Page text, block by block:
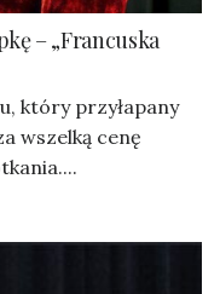
– „Francuska
który przyłapany
wszelką cenę